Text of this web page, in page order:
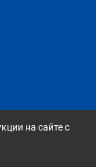
на сайте с